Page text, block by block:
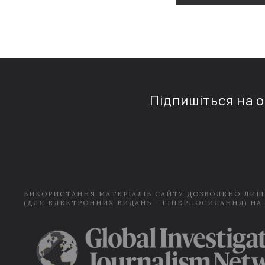
Підпишіться на
ВИКОРИСТАННЯ МАТЕРІАЛІВ САЙТУ ДОЗВОЛЕНО
(ДЛЯ ЕЛЕКТРОННИХ ВИДАНЬ - ГІПЕРПОСИЛАННЯ) НА